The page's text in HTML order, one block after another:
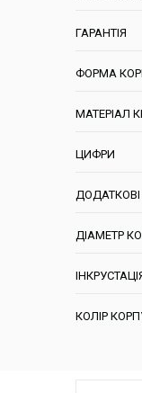
ГАРАНТІЯ
ФОРМА
МАТЕРІАЛ
ЦИФРИ
ДОДАТКОВІ
ДІАМЕТР
КОЛІР